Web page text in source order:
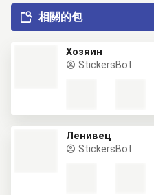
相關的包
Хозяин
StickersBot
Ленивец
StickersBot